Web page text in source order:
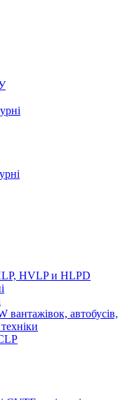
HVLP и HLPD
автобусів,